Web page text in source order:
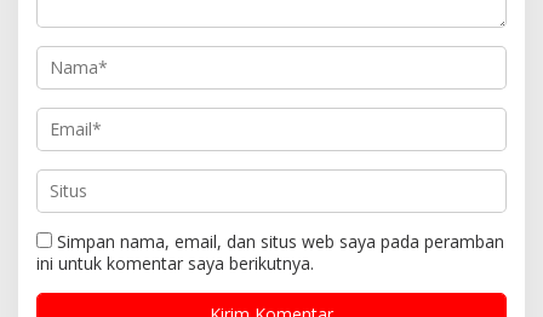
Simpan nama, email, dan situs web saya pada peramban
ini untuk komentar saya berikutnya.